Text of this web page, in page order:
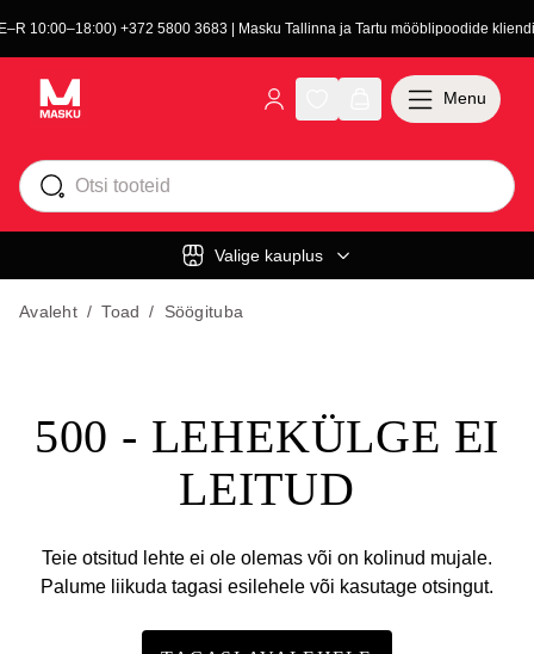
10:00–18:00) +372 5800 3683 | Masku Tallinna ja Tartu mööblipoodide
Valige kauplus
Menu
Avaleht / Toad / Söögituba
500 - LEHEKÜLGE EI
LEITUD
Teie otsitud lehte ei ole olemas või on kolinud mujale.
Palume liikuda tagasi esilehele või kasutage otsingut.